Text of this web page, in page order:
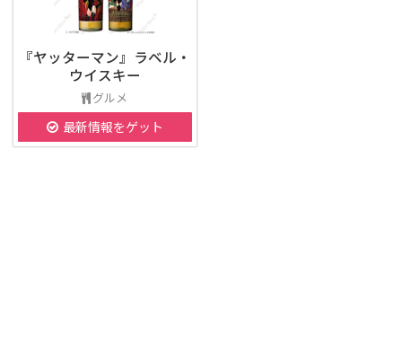
『ヤッターマン』ラベル・
ウイスキー
グルメ
最新情報をゲット